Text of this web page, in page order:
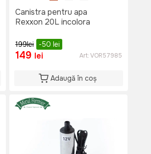
Canistra pentru apa
Rexxon 20L incolora
199lei -50 lei
149 lei Art:VOR57985
Adaugă în coș